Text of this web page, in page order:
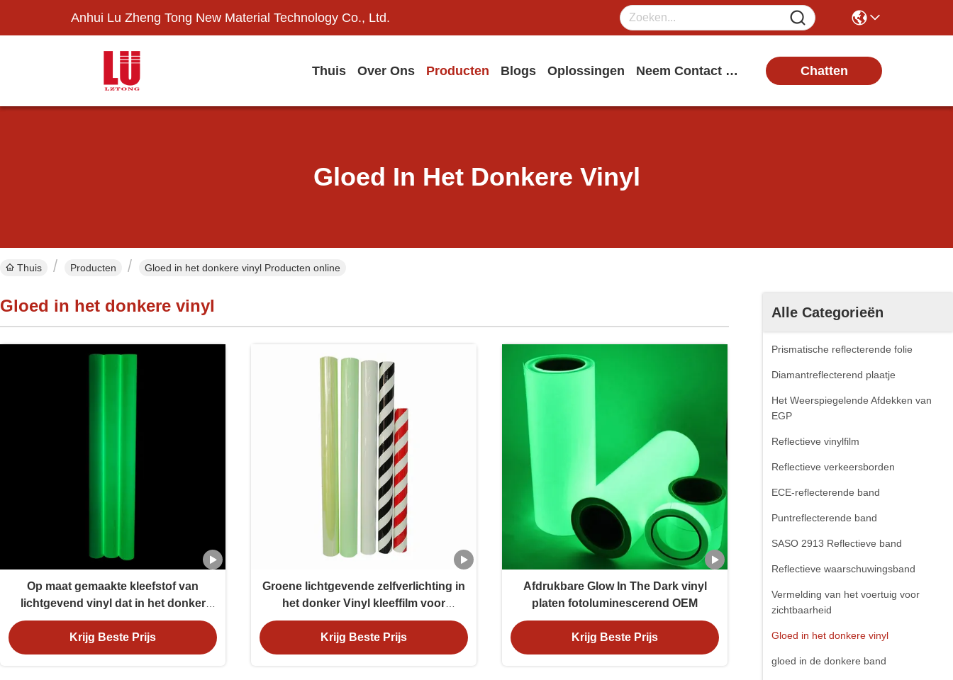
Anhui Lu Zheng Tong New Material Technology Co., Ltd.
Thuis Over Ons Producten Blogs Oplossingen Neem Contact Met Ons Op Chatten
Gloed In Het Donkere Vinyl
Thuis Producten Gloed in het donkere vinyl Producten online
Alle Categorieën
Prismatische reflecterende folie
Diamantreflecterend plaatje
Het Weerspiegelende Afdekken van
EGP
Reflectieve vinylfilm
Reflectieve verkeersborden
ECE-reflecterende band
Puntreflecterende band
SASO 2913 Reflectieve band
Reflectieve waarschuwingsband
Vermelding van het voertuig voor
zichtbaarheid
Gloed in het donkere vinyl
gloed in de donkere band
Gloed in het donkere vinyl
Op maat gemaakte kleefstof van
lichtgevend vinyl dat in het donker
gloeit voor gloeiende borden
Krijg Beste Prijs
Groene lichtgevende zelfverlichting in
het donker Vinyl kleeffilm voor
noodsignaal
Krijg Beste Prijs
Afdrukbare Glow In The Dark vinyl
platen fotoluminescerend OEM
Krijg Beste Prijs